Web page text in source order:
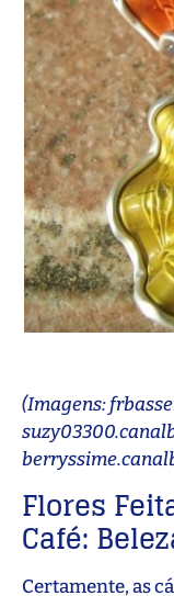
(Imagens:
Flores
Café:
Certamente, as